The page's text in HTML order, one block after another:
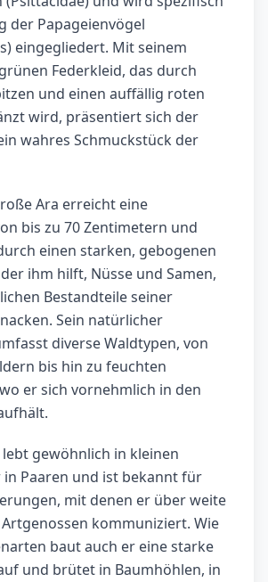
der Papageienvögel
eingegliedert. Mit seinem
Federkleid, das durch
und einen auffällig roten
wird, präsentiert sich der
wahres Schmuckstück der
Ara erreicht eine
bis zu 70 Zentimetern und
einen starken, gebogenen
ihm hilft, Nüsse und Samen,
Bestandteile seiner
Sein natürlicher
diverse Waldtypen, von
bis hin zu feuchten
er sich vornehmlich in den
gewöhnlich in kleinen
Paaren und ist bekannt für
mit denen er über weite
kommuniziert. Wie
baut auch er eine starke
und brütet in Baumhöhlen, in